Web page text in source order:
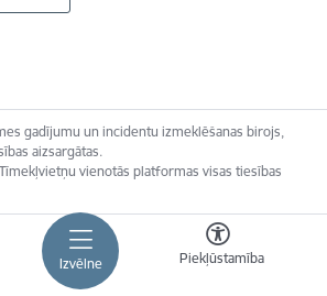
Izvēlne Piekļūstamība
gadījumu un incidentu izmeklēšanas birojs,
aizsargātas.
vienotās platformas visas tiesības